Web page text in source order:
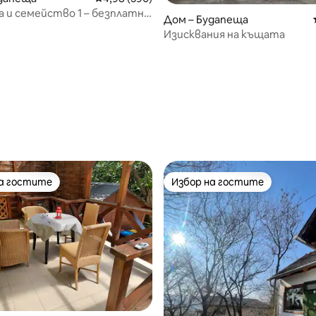
243 отзива
и семейство 1 – безплатно
Дом – Будапеща
Изисквания на къщата
5, 126 отзива
гостите
гостите Избор на гостите
Избор на гостите